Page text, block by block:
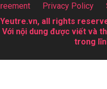
Privacy Policy
all rights
Với nội dung được viết và
trong